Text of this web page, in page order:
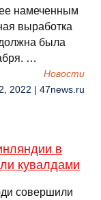
намеченным
выработка
была
…
Новости
2022 | 47news.ru
в
кувалдами
совершили